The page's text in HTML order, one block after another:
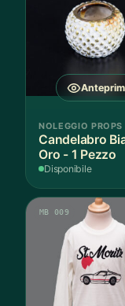
NOLEGGIO PROPS
Candelabro
Oro - 1 Pezzo
Disponibile
MB 009